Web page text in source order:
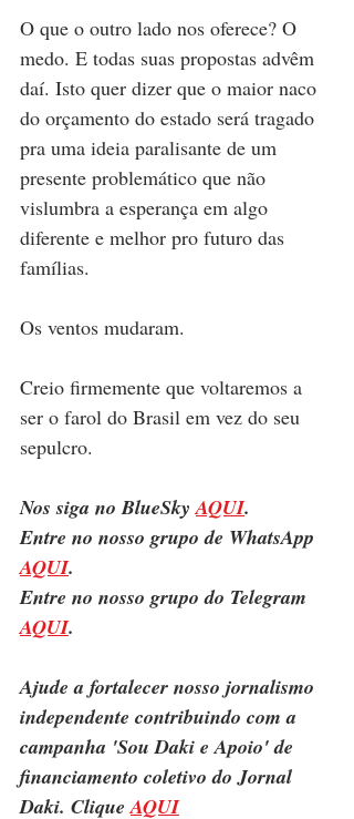
O que o outro lado nos oferece? O
medo. E todas suas propostas advêm
daí. Isto quer dizer que o maior naco
do orçamento do estado será tragado
pra uma ideia paralisante de um
presente problemático que não
vislumbra a esperança em algo
diferente e melhor pro futuro das
famílias.
Os ventos mudaram.
Creio firmemente que voltaremos a
ser o farol do Brasil em vez do seu
sepulcro.
Nos siga no BlueSky AQUI.
Entre no nosso grupo de WhatsApp
AQUI.
Entre no nosso grupo do Telegram
AQUI.
Ajude a fortalecer nosso jornalismo
independente contribuindo com a
campanha 'Sou Daki e Apoio' de
financiamento coletivo do Jornal
Daki. Clique AQUI